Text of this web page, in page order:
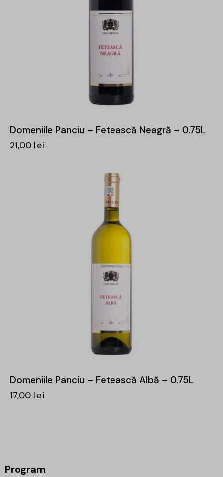
Domeniile Panciu – Fetească Neagră – 0.75L
21,00 lei
Domeniile Panciu – Fetească Albă – 0.75L
17,00 lei
Program